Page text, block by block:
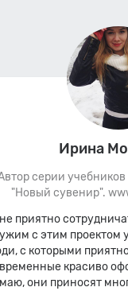
Ирина
серии
"Новый сувенир".
приятно
с этим проектом
с которыми
красиво
они приносят